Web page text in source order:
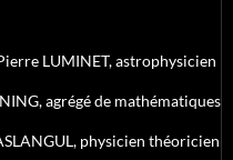
LUMINET, astrophysicien
agrégé de mathématiques
physicien théoricien